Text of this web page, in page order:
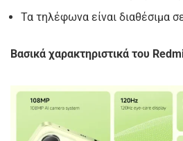
Τα τηλέφωνα είναι διαθέσιμα
Βασικά χαρακτηριστικά του